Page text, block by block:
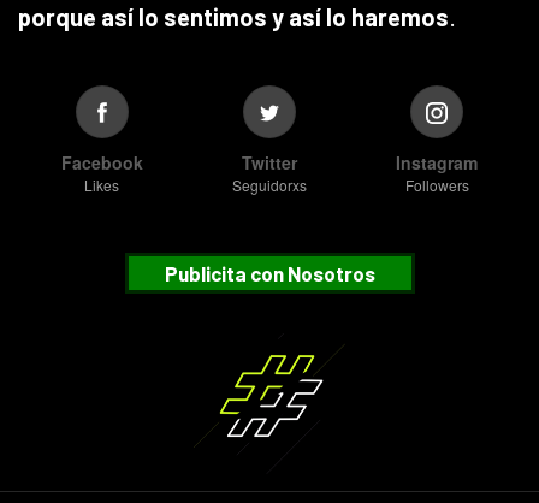
porque así lo sentimos y así lo haremos.
Facebook
Likes
Twitter
Seguidorxs
Instagram
Followers
Publicita con Nosotros